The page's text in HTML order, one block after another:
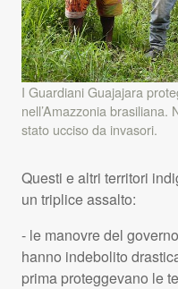
I Guardiani Guajajara
nell’Amazzonia
stato ucciso da invasori.
Questi e altri territori
un triplice assalto:
- le manovre del
hanno indebolito
prima proteggevano le